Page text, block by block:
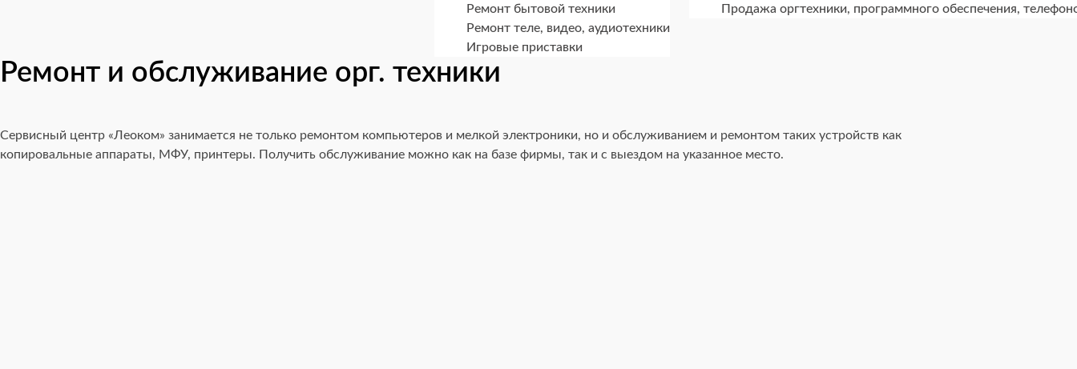
Ремонт бытовой техники
Ремонт теле, видео, аудиотехники
Игровые приставки
Продажа оргтехники, программного обеспечения,
Ремонт и обслуживание орг. техники
Сервисный центр «Леоком» занимается не только ремонтом компьютеров и мелкой электроники, но и обслуживанием и ремонтом таких устройств как
копировальные аппараты, МФУ, принтеры. Получить обслуживание можно как на базе фирмы, так и с выездом на указанное место.